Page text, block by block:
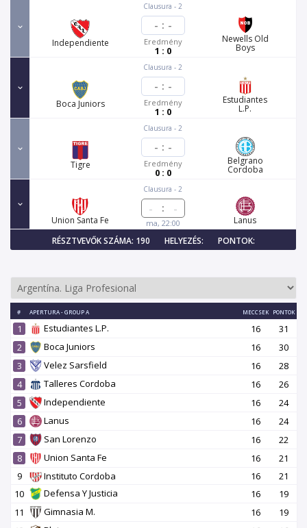
Clausura - 2
Independiente
- : -
Eredmény
1 : 0
Newells Old
Boys
Clausura - 2
Boca Juniors
- : -
Eredmény
1 : 0
Estudiantes
L.P.
Clausura - 2
Tigre
- : -
Eredmény
0 : 0
Belgrano
Cordoba
Clausura - 2
Union Santa Fe
:
ma, 22:00
Lanus
RÉSZTVEVŐK SZÁMA: 190
HELYEZÉS: PONTOK:
# APERTURA - GROUP A MECCSEK PONTOK
1 Estudiantes L.P. 16
31
2
Boca Juniors 16
30
3
Velez Sarsfield 16
28
4
Talleres Cordoba 16
26
5
Independiente 16
24
6
Lanus 16
24
7
San Lorenzo 16
22
8
Union Santa Fe 16
21
9
Instituto Cordoba 16
21
10
Defensa Y Justicia 16
19
11
Gimnasia M. 16
19